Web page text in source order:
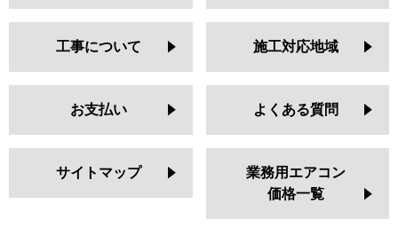
工事について 施工対応地域
お支払い よくある質問
サイトマップ
業務用エアコン
価格一覧